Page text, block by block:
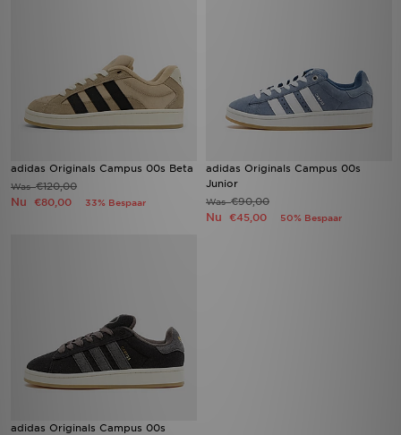
adidas Originals Campus 00s Beta
Was€120,00
Nu €80,00 33% Bespaar
adidas Originals Campus 00s
Junior
Was€90,00
Nu €45,00 50% Bespaar
adidas Originals Campus 00s